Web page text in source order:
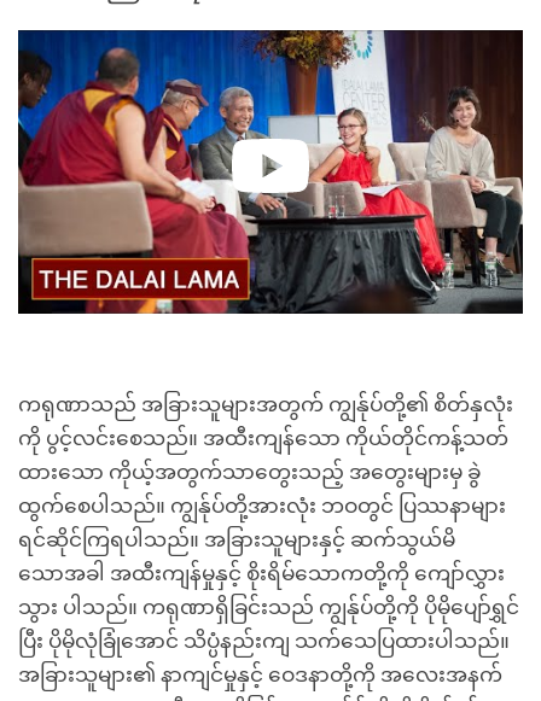
ကရုဏာသည် အခြားသူများအတွက် ကျွန်ုပ်တို့၏ စိတ်နှလုံး
ကို ပွင့်လင်းစေသည်။ အထီးကျန်သော ကိုယ်တိုင်ကန့်သတ်
ထားသော ကိုယ့်အတွက်သာတွေးသည့် အတွေးများမှ ခွဲ
ထွက်စေပါသည်။ ကျွန်ုပ်တို့အားလုံး ဘဝတွင် ပြဿနာများ
ရင်ဆိုင်ကြရပါသည်။ အခြားသူများနှင့် ဆက်သွယ်မိ
သောအခါ အထီးကျန်မှုနှင့် စိုးရိမ်သောကတို့ကို ကျော်လွှား
သွား ပါသည်။ ကရုဏာရှိခြင်းသည် ကျွန်ုပ်တို့ကို ပိုမိုပျော်ရွှင်
ပြီး ပိုမိုလုံခြုံအောင် သိပ္ပံနည်းကျ သက်သေပြထားပါသည်။
အခြားသူများ၏ နာကျင်မှုနှင့် ဝေဒနာတို့ကို အလေးအနက်